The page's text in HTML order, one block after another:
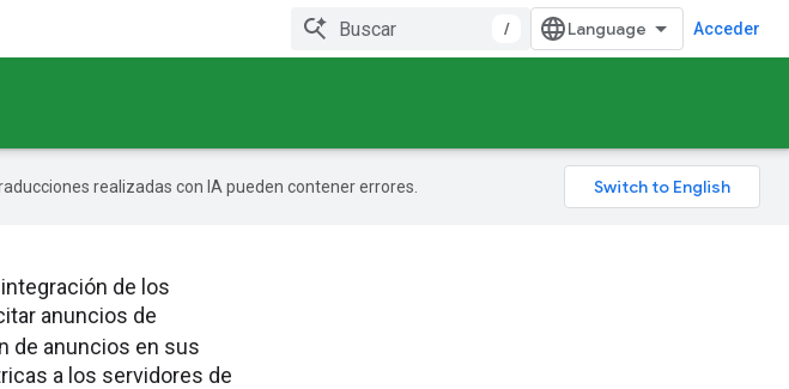
/ Acceder
realizadas con IA pueden contener errores.
de los
anuncios de
de anuncios en sus
a los servidores de